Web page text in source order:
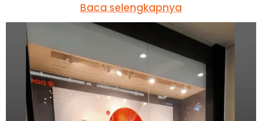
Baca selengkapnya